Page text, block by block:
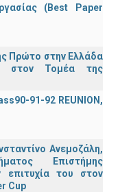
(Best Paper
Πρώτο στην Ελλάδα
στον Τομέα της
91-92 REUNION,
Ανεμοζάλη,
Επιστήμης
επιτυχία του στον
Cup